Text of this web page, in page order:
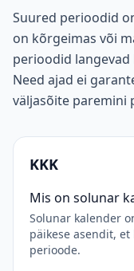
Suured perioodid
on kõrgeimas või
perioodid
Need ajad ei
väljasõite paremini
KKK
Mis on solunar
Solunar kalender
päikese asendit,
perioode.